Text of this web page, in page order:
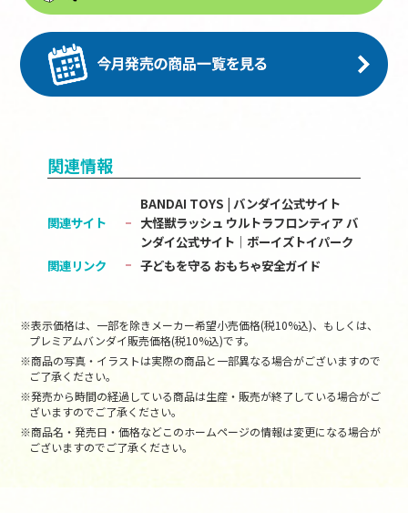
関連情報
関連サイト
BANDAI TOYS | バンダイ公式サイト
大怪獣ラッシュ ウルトラフロンティア バ
ンダイ公式サイト│ボーイズトイパーク
関連リンク
子どもを守る おもちゃ安全ガイド
※表示価格は、一部を除きメーカー希望小売価格(税10%込)、もしくは、
プレミアムバンダイ販売価格(税10%込)です。
※商品の写真・イラストは実際の商品と一部異なる場合がございますので
ご了承ください。
※発売から時間の経過している商品は生産・販売が終了している場合がご
ざいますのでご了承ください。
※商品名・発売日・価格などこのホームページの情報は変更になる場合が
ございますのでご了承ください。